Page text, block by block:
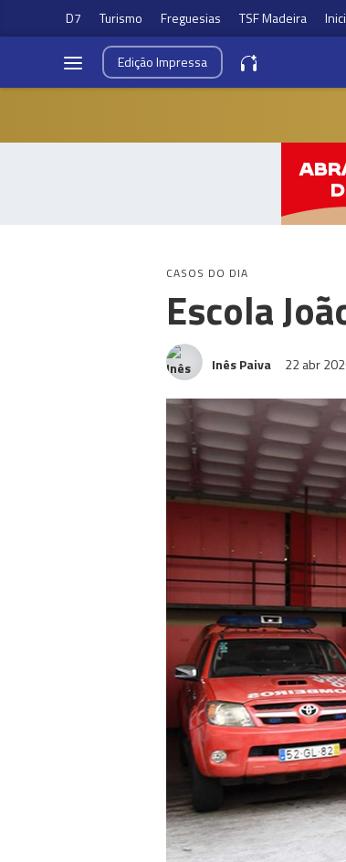
D7 Turismo Freguesias TSF Madeira
EdiçãoImpressa
CASOS DO DIA
Escola
Inês Paiva 22 abr